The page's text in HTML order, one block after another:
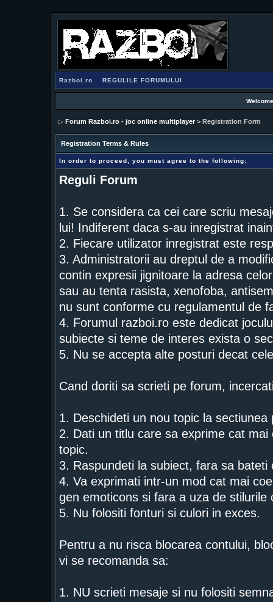
Razboi.ro REGULILE FORUMULUI
Forum Razboi.ro - joc online multiplayer> Registration Form
Registration Terms & Rules
In order to proceed, you must agree to the following:
Reguli Forum
1. Se considera ca cei care scriu
lui! Indiferent daca s-au inregistrat
2. Fiecare utilizator inregistrat este
3. Administratorii au dreptul de a
contin expresii jignitoare la adresa
sau au tenta rasista, xenofoba,
nu sunt conforme cu regulamentul de
4. Forumul razboi.ro este dedicat
subiecte si teme de interes exista o
5. Nu se accepta alte posturi decat
Cand doriti sa scrieti pe forum,
1. Deschideti un nou topic la sectiunea
2. Dati un titlu care sa exprime cat
topic.
3. Raspundeti la subiect, fara sa bateti
4. Va exprimati intr-un mod cat mai
gen emoticons si fara a uza de stilurile
5. Nu folositi fonturi si culori in exces.
Pentru a nu risca blocarea contului,
vi se recomanda sa:
1. NU scrieti mesaje si nu folositi